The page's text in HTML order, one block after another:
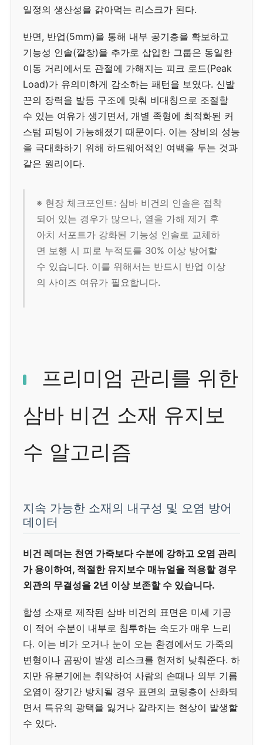
일정의 생산성을 갉아먹는 리스크가 된다.
반면, 반업(5mm)을 통해 내부 공기층을 확보하고
기능성 인솔(깔창)을 추가로 삽입한 그룹은 동일한
이동 거리에서도 관절에 가해지는 피크 로드(Peak
Load)가 유의미하게 감소하는 패턴을 보였다. 신발
끈의 장력을 발등 구조에 맞춰 비대칭으로 조절할
수 있는 여유가 생기면서, 개별 족형에 최적화된 커
스텀 피팅이 가능해졌기 때문이다. 이는 장비의 성능
을 극대화하기 위해 하드웨어적인 여백을 두는 것과
같은 원리이다.
※ 현장 체크포인트: 삼바 비건의 인솔은 접착
되어 있는 경우가 많으나, 열을 가해 제거 후
아치 서포트가 강화된 기능성 인솔로 교체하
면 보행 시 피로 누적도를 30% 이상 방어할
수 있습니다. 이를 위해서는 반드시 반업 이상
의 사이즈 여유가 필요합니다.
프리미엄 관리를 위한
삼바 비건 소재 유지보
수 알고리즘
지속 가능한 소재의 내구성 및 오염 방어
데이터
비건 레더는 천연 가죽보다 수분에 강하고 오염 관리
가 용이하여, 적절한 유지보수 매뉴얼을 적용할 경우
외관의 무결성을 2년 이상 보존할 수 있습니다.
합성 소재로 제작된 삼바 비건의 표면은 미세 기공
이 적어 수분이 내부로 침투하는 속도가 매우 느리
다. 이는 비가 오거나 눈이 오는 환경에서도 가죽의
변형이나 곰팡이 발생 리스크를 현저히 낮춰준다. 하
지만 유분기에는 취약하여 사람의 손때나 외부 기름
오염이 장기간 방치될 경우 표면의 코팅층이 산화되
면서 특유의 광택을 잃거나 갈라지는 현상이 발생할
수 있다.